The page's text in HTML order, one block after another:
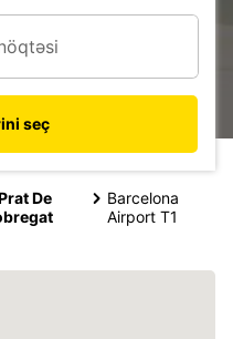
seç
De
Barcelona
Airport T1